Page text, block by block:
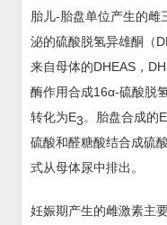
胎儿-胎盘单位产生的雌
泌的硫酸脱氢异雄酮（
来自母体的DHEAS，
酶作用合成16α-硫酸脱
转化为E3。胎盘合成的E
硫酸和醛糖酸结合成硫
式从母体尿中排出。
妊娠期产生的雌激素主